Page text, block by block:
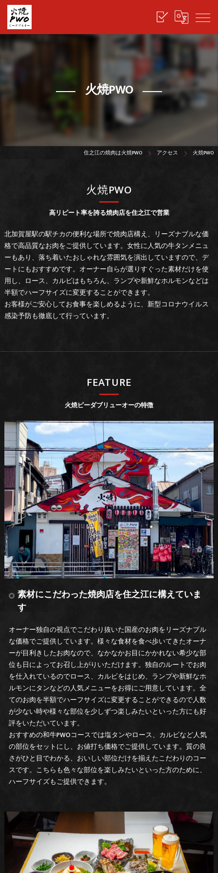
火焼PWO
住之江の焼肉は火焼PWO アクセス 火焼PWO
高リピート率を誇る焼肉店を住之江で営業
火焼PWO
北加賀屋駅の駅チカの便利な場所で焼肉店構え、リーズナブルな価
格で高品質なお肉をご提供しています。女性に人気の牛タンメニュ
ーもあり、落ち着いたおしゃれな雰囲気を演出していますので、デ
ートにもおすすめです。オーナー自らが選りすぐった素材だけを使
用し、ロース、カルビはもちろん、ランプや新鮮なホルモンなどは
半額でハーフサイズに変更することができます。
お客様がご安心してお食事を楽しめるように、新型コロナウイルス
感染予防も徹底して行っています。
火焼ピーダブリューオーの特徴
FEATURE
素材にこだわった焼肉店を住之江に構えていま
す
オーナー独自の視点でこだわり抜いた国産のお肉をリーズナブル
な価格でご提供しています。様々な食材を食べ歩いてきたオーナ
ーが目利きしたお肉なので、なかなかお目にかかれない希少な部
位も日によってお召し上がりいただけます。独自のルートでお肉
を仕入れているのでロース、カルビをはじめ、ランプや新鮮なホ
ルモンにタンなどの人気メニューをお得にご用意しています。全
てのお肉を半額でハーフサイズに変更することができるので人数
が少ない時や様々な部位を少しずつ楽しみたいといった方にも好
評をいただいています。
おすすめの和牛PWOコースでは塩タンやロース、カルビなど人気
の部位をセットにし、お値打ち価格でご提供しています。質の良
さがひと目でわかる、おいしい部位だけを揃えたこだわりのコー
スです。こちらも色々な部位を楽しみたいといった方のために、
ハーフサイズもご提供できます。